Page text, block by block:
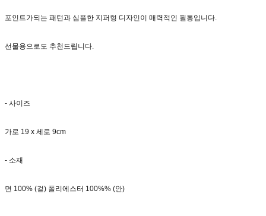
포인트가되는 패턴과 심플한 지퍼형 디자인이 매력적인 필통입니다.
선물용으로도 추천드립니다.
- 사이즈
가로 19 x 세로 9cm
- 소재
면 100% (겉) 폴리에스터 100%% (안)